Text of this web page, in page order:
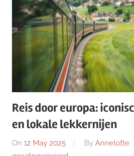
Reis door europa:
en lokale lekkernijen
On 12 May 2025 By Annelotte